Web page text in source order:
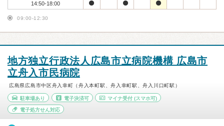
14:50-18:00
09:00-12:30
地方独立行政法人広島市立病院機構 広島市
立舟入市民病院
広島県広島市中区舟入幸町（舟入本町駅、舟入幸町駅、舟入川口町駅）
駐車場あり 電子決済可 マイナ受付 (スマホ可)
電子処方せん対応